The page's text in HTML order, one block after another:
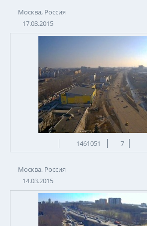
Москва, Россия
17.03.2015
1461051 7
Москва, Россия
14.03.2015